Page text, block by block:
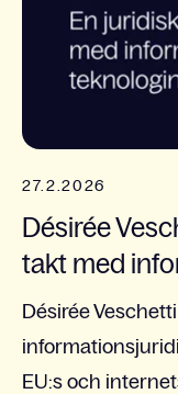
27.2.2026
Désirée
takt med
Désirée
EU:s och